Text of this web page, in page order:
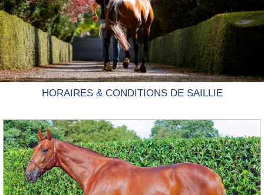
- HE AND ME
- IMAGINE DARLING
- MAGIC MAN
- ROYAL DREAM
- UNBRIDLED CHARM
HORAIRES & CONDITIONS
BROCHURE 2026
CONTACT & ACCÈS
HORAIRES & CONDITIONS DE SAILLIE